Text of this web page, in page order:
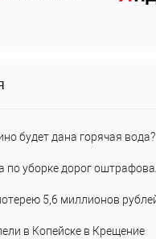
будет дана горячая вода?
по уборке дорог
5,6 миллионов
в Копейске в Крещение